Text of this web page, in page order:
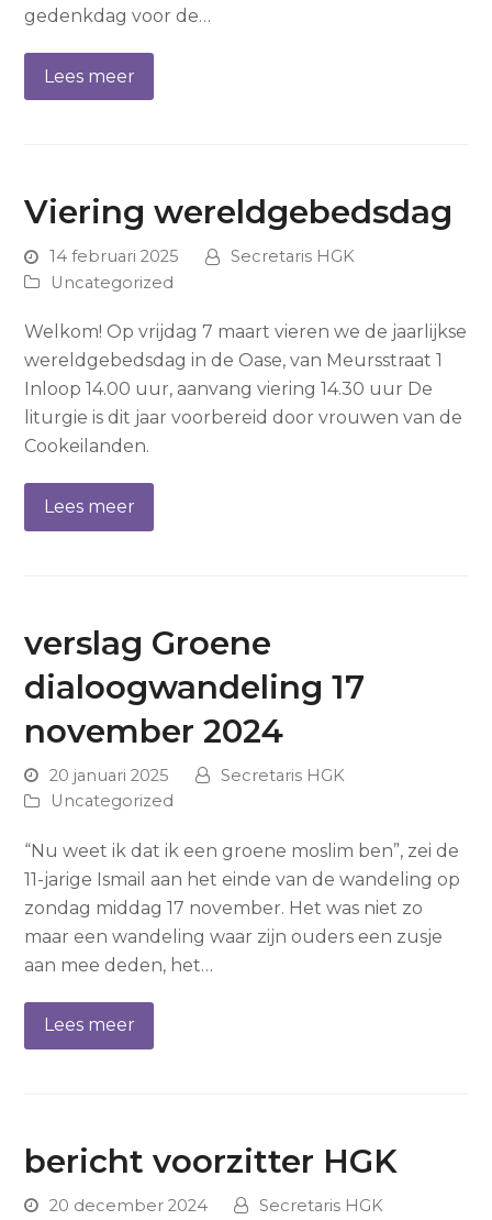
gedenkdag voor de…
Lees meer
Viering wereldgebedsdag
14 februari 2025
Secretaris HGK
Uncategorized
Welkom! Op vrijdag 7 maart vieren we de jaarlijkse
wereldgebedsdag in de Oase, van Meursstraat 1
Inloop 14.00 uur, aanvang viering 14.30 uur De
liturgie is dit jaar voorbereid door vrouwen van de
Cookeilanden.
Lees meer
verslag Groene
dialoogwandeling 17
november 2024
20 januari 2025
Secretaris HGK
Uncategorized
“Nu weet ik dat ik een groene moslim ben”, zei de
11-jarige Ismail aan het einde van de wandeling op
zondag middag 17 november. Het was niet zo
maar een wandeling waar zijn ouders een zusje
aan mee deden, het…
Lees meer
bericht voorzitter HGK
20 december 2024
Secretaris HGK